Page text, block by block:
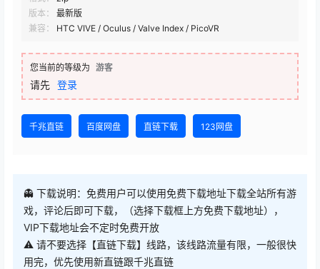
版本：
最新版
兼容：
HTC VIVE / Oculus / Valve Index / PicoVR
您当前的等级为 游客
请先 登录
千兆直链 百度网盘 直链下载 123网盘
👻 下载说明：免费用户可以使用免费下载地址下载全站所有游
戏，评论后即可下载，（选择下载框上方免费下载地址），
VIP下载地址会不定时免费开放
⚠ 请不要选择【直链下载】线路，该线路流量有限，一般很快
用完，优先使用新直链跟千兆直链